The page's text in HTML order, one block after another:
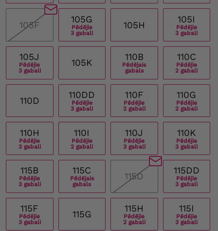
105F
105G
Pēdējie
3 gabali
105H
105I
Pēdējie
3 gabali
105J
Pēdējie
3 gabali
105K
110B
Pēdējais
gabals
110C
Pēdējie
2 gabali
110D
110DD
Pēdējie
3 gabali
110F
Pēdējie
2 gabali
110G
Pēdējie
2 gabali
110H
Pēdējie
3 gabali
110I
Pēdējie
2 gabali
110J
Pēdējie
3 gabali
110K
Pēdējie
3 gabali
115B
Pēdējie
3 gabali
115C
Pēdējais
gabals
115D
115DD
Pēdējie
3 gabali
115F
Pēdējie
3 gabali
115G
115H
Pēdējie
2 gabali
115I
Pēdējie
3 gabali